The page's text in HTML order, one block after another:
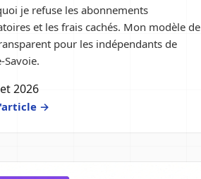
je refuse les abonnements
et les frais cachés. Mon modèle de
pour les indépendants de
Savoie.
2026
→